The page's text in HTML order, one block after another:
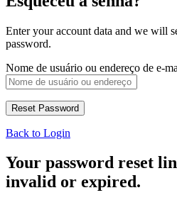
Enter your account data and we will
password.
Nome de usuário ou endereço de e-
Back to Login
Your password reset
invalid or expired.